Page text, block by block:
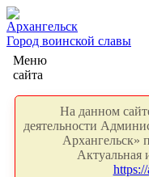
Архангельск
Город воинской славы
Меню
сайта
На данном
деятельности
Архангельск»
Актуальная